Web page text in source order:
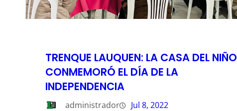
TRENQUE LAUQUEN: LA CASA DEL NIÑO
CONMEMORÓ EL DÍA DE LA
INDEPENDENCIA
administrador Jul 8, 2022